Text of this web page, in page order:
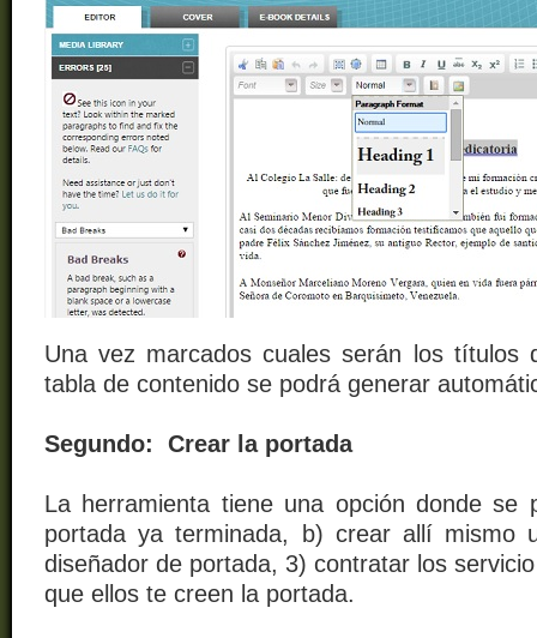
Una vez marcados cuales serán los títulos
tabla de contenido se podrá generar
Segundo: Crear la portada
La herramienta tiene una opción donde se
portada ya terminada, b) crear allí mismo
diseñador de portada, 3) contratar los
que ellos te creen la portada.